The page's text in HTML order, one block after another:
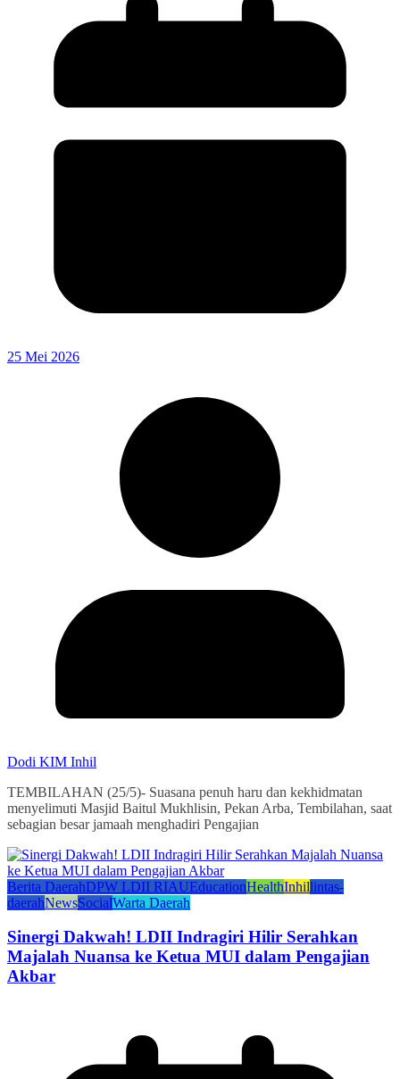
25 Mei 2026
Dodi KIM Inhil
TEMBILAHAN (25/5)- Suasana penuh haru dan kekhidmatan
menyelimuti Masjid Baitul Mukhlisin, Pekan Arba, Tembilahan, saat
sebagian besar jamaah menghadiri Pengajian
Berita DaerahDPW LDII RIAUEducationHealthInhillintas-
daerahNewsSocialWarta Daerah
Sinergi Dakwah! LDII Indragiri Hilir Serahkan
Majalah Nuansa ke Ketua MUI dalam Pengajian
Akbar